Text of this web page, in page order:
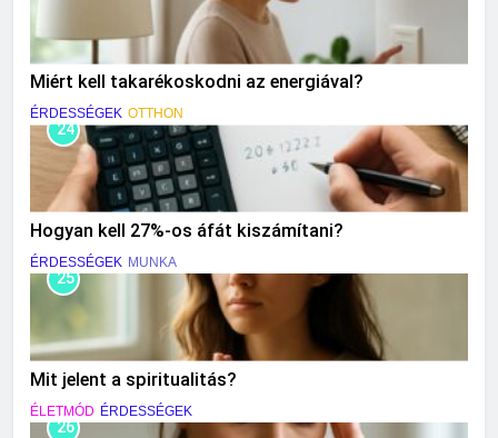
Miért kell takarékoskodni az energiával?
ÉRDESSÉGEK OTTHON
24
Hogyan kell 27%-os áfát kiszámítani?
ÉRDESSÉGEK MUNKA
25
Mit jelent a spiritualitás?
ÉLETMÓD ÉRDESSÉGEK
26